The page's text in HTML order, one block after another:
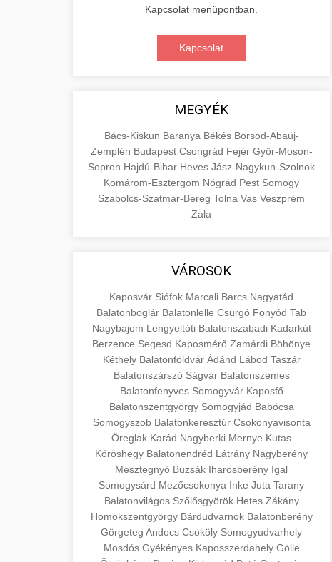
márkához és modellhez.
Szervizközpont Látogatása
Átfogó online marketing
közösségi média kezelést és digitális
hirdetéseket. Növekedés elérése
aimarketingugynokseg.hu
digitális ügynökségi szolgáltatások
🛴 3. Legjobb
Elektromos Roller
elektromos rollereket. Hasonlítsa össze
árakat megalapozott vásárlási
döntéshez.
Legjobb Modellek
Megtekintése
🔗 4. Prémium
Magas minőségű backlink beszerzési
szolgáltatások webhelye autoritásának
és keresőmotoros rangsorolásának
növeléséhez. Csak fehér kalapú
aimarketingugynokseg.hu
minőségi backlink szolgáltatás
📦 5. Termékek és
Szolgáltatások
+
fogalmait a közgazdaságtanban és az
üzleti életben. Ismerje meg a
terméktípusokat és szolgáltatási
kategóriákat.
en.wikipedia.org
gazdasági koncepciók
💶 6. EU-s Pénzek
Információk az EU finanszírozási
lehetőségeiről, pályázatokról és
pénzügyi támogatási programokról.
Maradjon tájékozott a vállalkozások és
projektek számára elérhető
forrásokról.
kozter.com - EU-s pénzek
EU pályázati programok
🚀 7. SEO Ügynökség +
Szakértő keresőmotor-optimalizálási
szolgáltatások webhelye
láthatóságának és organikus
forgalmának javításához. Technikai
SEO, tartalom optimalizálás és még sok
más.
onlinemarketing101.biz
keresési optimalizálási szakértők
💎 8. Mellplasztika +
Professzionális mellnagyobbítási
szolgáltatások tapasztalt sebészekkel.
Tudjon meg többet az eljárásokról, a
gyógyulásról és a konzultációs
lehetőségekről az esztétikai
fejlesztéshez.
szeptest.com
✨ 9. Hasplasztika +
Szakértő hasplasztikai eljárások
laposabb, feszesebb has eléréséhez.
Konzultáció minősített plasztikai
sebészekkel és átfogó utókezeléssel.
szeptest.com
👁️ 10. Szemhéjplasztika +
Professzionális blefaroplasztikai
eljárások megjelenése frissítéséhez.
📈 11. Paciensek
Kapcsolat menüpontban.
Kapcsolat
MEGYÉK
Bács-Kiskun Baranya Békés Borsod-Abaúj-
Zemplén Budapest Csongrád Fejér Győr-Moson-
Sopron Hajdú-Bihar Heves Jász-Nagykun-Szolnok
Komárom-Esztergom Nógrád Pest Somogy
Szabolcs-Szatmár-Bereg Tolna Vas Veszprém
Zala
VÁROSOK
Kaposvár Siófok Marcali Barcs Nagyatád
Balatonboglár Balatonlelle Csurgó Fonyód Tab
Nagybajom Lengyeltóti Balatonszabadi Kadarkút
Berzence Segesd Kaposmérő Zamárdi Böhönye
Kéthely Balatonföldvár Ádánd Lábod Taszár
Balatonszárszó Ságvár Balatonszemes
Balatonfenyves Somogyvár Kaposfő
Balatonszentgyörgy Somogyjád Babócsa
Somogyszob Balatonkeresztúr Csokonyavisonta
Öreglak Karád Nagyberki Mernye Kutas
Kőröshegy Balatonendréd Látrány Nagyberény
Mesztegnyő Buzsák Iharosberény Igal
Somogysárd Mezőcsokonya Inke Juta Tarany
Balatonvilágos Szőlősgyörök Hetes Zákány
Homokszentgyörgy Bárdudvarnok Balatonberény
Görgeteg Andocs Csököly Somogyudvarhely
Mosdós Gyékényes Kaposszerdahely Gölle